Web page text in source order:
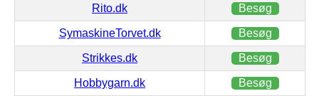
Rito.dk Besøg
SymaskineTorvet.dk Besøg
Strikkes.dk Besøg
Hobbygarn.dk Besøg